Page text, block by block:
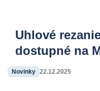
Uhlové
dostupné na
Novinky 22.12.2025